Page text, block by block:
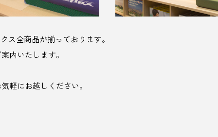
ス全商品が揃っております。
内いたします。
軽にお越しください。